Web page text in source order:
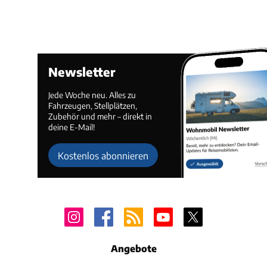
Newsletter
Jede Woche neu. Alles zu
Fahrzeugen, Stellplätzen,
Zubehör und mehr – direkt in
deine E-Mail!
Kostenlos abonnieren
Angebote